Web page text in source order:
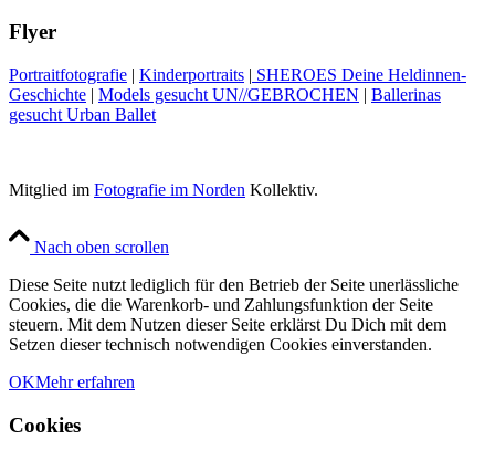
Flyer
Portraitfotografie | Kinderportraits | SHEROES Deine Heldinnen-
Geschichte | Models gesucht UN//GEBROCHEN | Ballerinas
gesucht Urban Ballet
Mitglied im Fotografie im Norden Kollektiv.
Nach oben scrollen
Diese Seite nutzt lediglich für den Betrieb der Seite unerlässliche
Cookies, die die Warenkorb- und Zahlungsfunktion der Seite
steuern. Mit dem Nutzen dieser Seite erklärst Du Dich mit dem
Setzen dieser technisch notwendigen Cookies einverstanden.
OKMehr erfahren
Cookies